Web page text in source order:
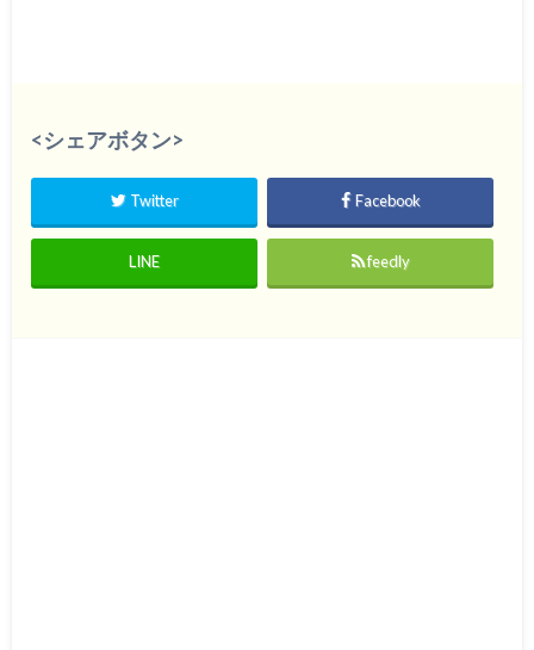
<シェアボタン>
Twitter Facebook
LINE feedly